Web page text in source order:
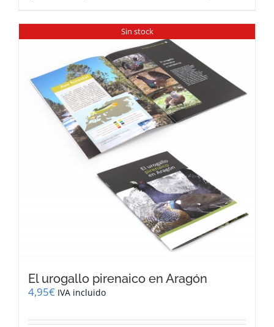
múltiples
variantes.
Las
opciones
se
pueden
elegir
en
la
página
de
producto
Sin stock
El urogallo pirenaico en Aragón
4,95€ IVA incluido